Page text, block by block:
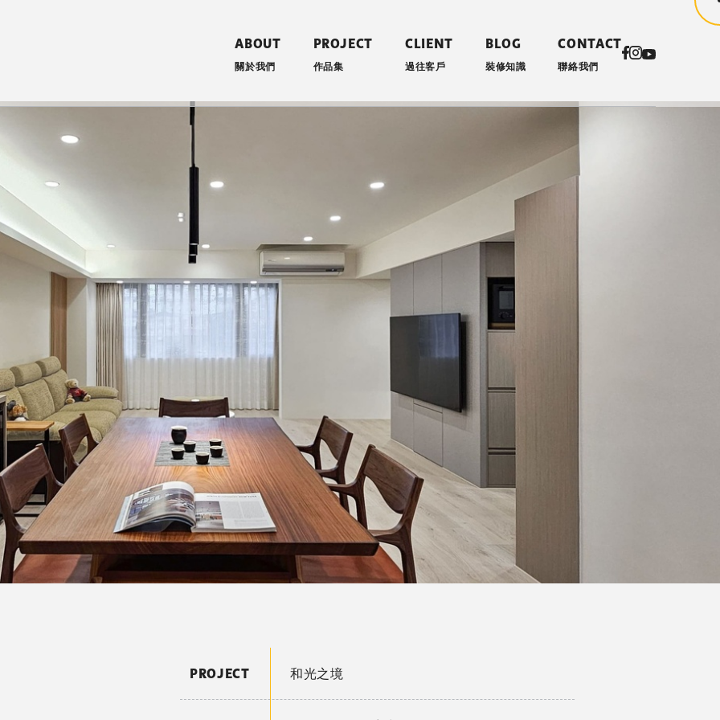
ABOUT
關於我們
PROJECT
作品集
CLIENT
過往客戶
BLOG
裝修知識
CONTACT
聯絡我們
PROJECT 和光之境